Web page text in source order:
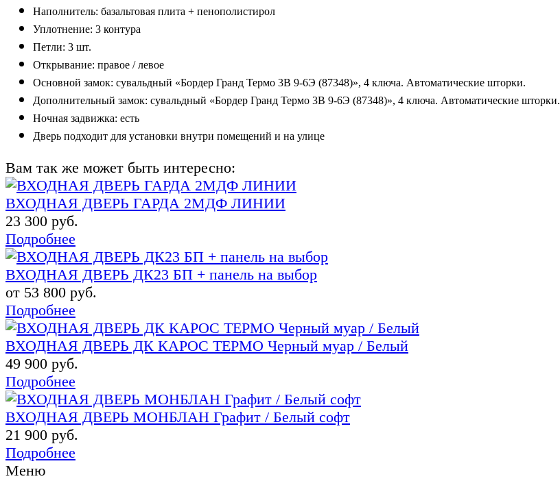
Наполнитель: базальтовая плита + пенополистирол
Уплотнение: 3 контура
Петли: 3 шт.
Открывание: правое / левое
Основной замок: сувальдный «Бордер Гранд Термо 3В 9-6Э (87348)», 4 ключа. Автоматические шторки.
Дополнительный замок: сувальдный «Бордер Гранд Термо 3В 9-6Э (87348)», 4 ключа. Автоматические шторки.
Ночная задвижка: есть
Дверь подходит для установки внутри помещений и на улице
Вам так же может быть интересно:
ВХОДНАЯ ДВЕРЬ ГАРДА 2МДФ ЛИНИИ
23 300 руб.
Подробнее
ВХОДНАЯ ДВЕРЬ ДК23 БП + панель на выбор
от 53 800 руб.
Подробнее
ВХОДНАЯ ДВЕРЬ ДК КАРОС ТЕРМО Черный муар / Белый
49 900 руб.
Подробнее
ВХОДНАЯ ДВЕРЬ МОНБЛАН Графит / Белый софт
21 900 руб.
Подробнее
Меню